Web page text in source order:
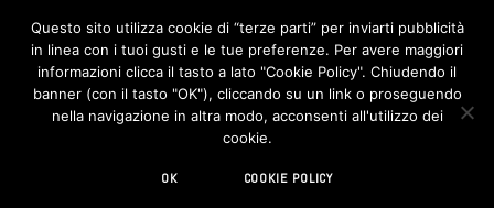
F
c
e
b
o
I
n
s
t
Design Street
Questo sito utilizza cookie di “terze parti” per inviarti pubblicità
in linea con i tuoi gusti e le tue preferenze. Per avere maggiori
informazioni clicca il tasto a lato "Cookie Policy". Chiudendo il
banner (con il tasto "OK"), cliccando su un link o proseguendo
nella navigazione in altra modo, acconsenti all'utilizzo dei
cookie.
OK COOKIE POLICY